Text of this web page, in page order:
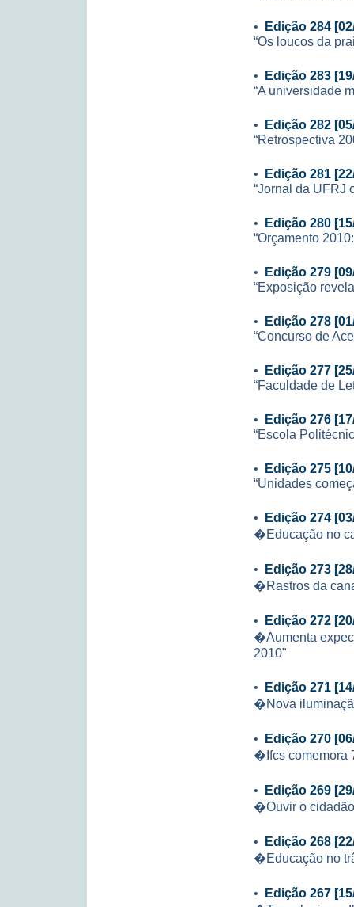
• Edição 284
“Os loucos da
• Edição 283
“A universidade
• Edição 282
“Retrospectiva
• Edição 281
“Jornal da UFRJ
• Edição 280
“Orçamento
• Edição 279
“Exposição
• Edição 278
“Concurso de
• Edição 277
“Faculdade de
• Edição 276
“Escola
• Edição 275
“Unidades
• Edição 274
�Educação no
• Edição 273
�Rastros da
• Edição 272
�Aumenta
2010"
• Edição 271
�Nova
• Edição 270
�Ifcs comemora
• Edição 269
�Ouvir o
• Edição 268
�Educação no
• Edição 267